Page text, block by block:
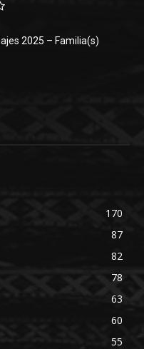
2025 – Familia(s)
170
87
82
78
63
60
55